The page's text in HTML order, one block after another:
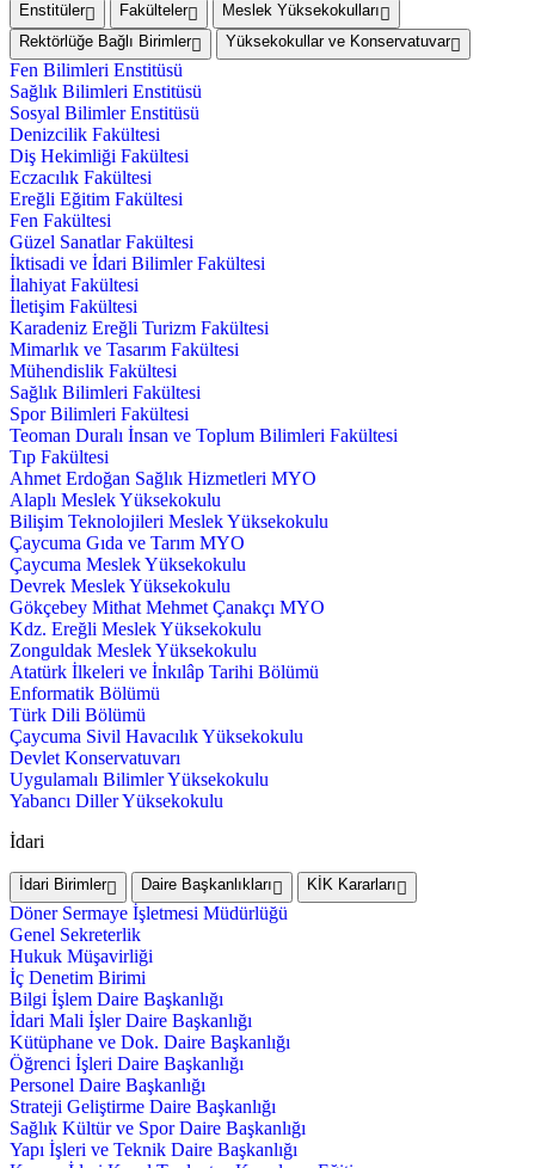
Enstitüler Fakülteler
Meslek Yüksekokulları
Rektörlüğe Bağlı Birimler
Yüksekokullar ve Konservatuvar
Fen Bilimleri Enstitüsü
Sağlık Bilimleri Enstitüsü
Sosyal Bilimler Enstitüsü
Denizcilik Fakültesi
Diş Hekimliği Fakültesi
Eczacılık Fakültesi
Ereğli Eğitim Fakültesi
Fen Fakültesi
Güzel Sanatlar Fakültesi
İktisadi ve İdari Bilimler Fakültesi
İlahiyat Fakültesi
İletişim Fakültesi
Karadeniz Ereğli Turizm Fakültesi
Mimarlık ve Tasarım Fakültesi
Mühendislik Fakültesi
Sağlık Bilimleri Fakültesi
Spor Bilimleri Fakültesi
Teoman Duralı İnsan ve Toplum Bilimleri Fakültesi
Tıp Fakültesi
Ahmet Erdoğan Sağlık Hizmetleri MYO
Alaplı Meslek Yüksekokulu
Bilişim Teknolojileri Meslek Yüksekokulu
Çaycuma Gıda ve Tarım MYO
Çaycuma Meslek Yüksekokulu
Devrek Meslek Yüksekokulu
Gökçebey Mithat Mehmet Çanakçı MYO
Kdz. Ereğli Meslek Yüksekokulu
Zonguldak Meslek Yüksekokulu
Atatürk İlkeleri ve İnkılâp Tarihi Bölümü
Enformatik Bölümü
Türk Dili Bölümü
Çaycuma Sivil Havacılık Yüksekokulu
Devlet Konservatuvarı
Uygulamalı Bilimler Yüksekokulu
Yabancı Diller Yüksekokulu
İdari
İdari Birimler Daire Başkanlıkları KİK Kararları
Döner Sermaye İşletmesi Müdürlüğü
Genel Sekreterlik
Hukuk Müşavirliği
İç Denetim Birimi
Bilgi İşlem Daire Başkanlığı
İdari Mali İşler Daire Başkanlığı
Kütüphane ve Dok. Daire Başkanlığı
Öğrenci İşleri Daire Başkanlığı
Personel Daire Başkanlığı
Strateji Geliştirme Daire Başkanlığı
Sağlık Kültür ve Spor Daire Başkanlığı
Yapı İşleri ve Teknik Daire Başkanlığı